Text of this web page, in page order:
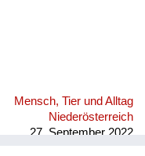
Mensch, Tier und Alltag
Niederösterreich
27. September 2022